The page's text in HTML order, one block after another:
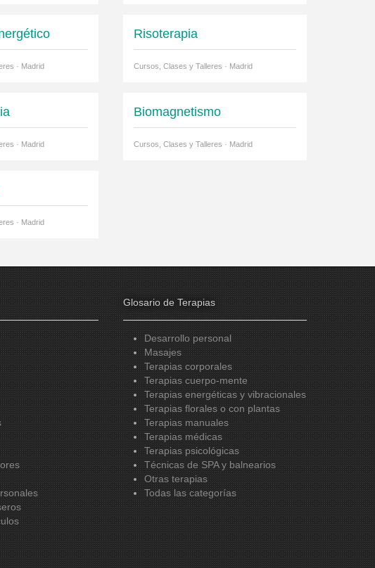
· Madrid
Risoterapia
Cursos, Clases y Talleres · Madrid
· Madrid
Biomagnetismo
Cursos, Clases y Talleres · Madrid
· Madrid
Glosario de Terapias
Desarrollo personal
Masajes
Terapias corporales
Terapias cuerpo-mente
Terapias energéticas y vibracionales
Terapias florales o con plantas
Terapias manuales
Terapias médicas
Terapias psicológicas
Técnicas de SPA y balnearios
Otras terapias
Todas las categorías